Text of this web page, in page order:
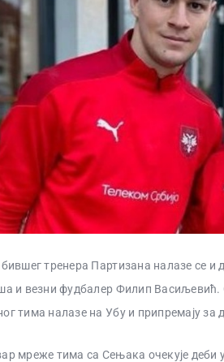
тренера Партизана налазе се
и везни фудбалер Филип Васиљевић.
тима налазе на Убу и припремају
мреже тима са Сењака очекује деби